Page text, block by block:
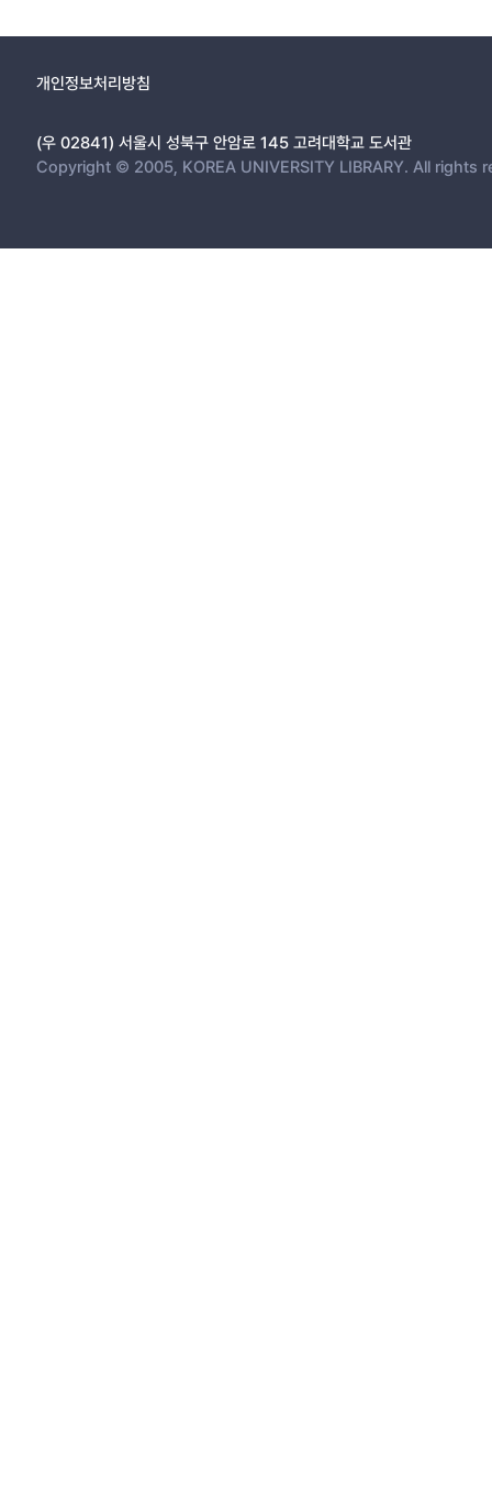
개인정보처리방침
(우 02841) 서울시 성북구 안암로 145 고려대학교 도서관
Copyright © 2005, KOREA UNIVERSITY LIBRARY. All rights